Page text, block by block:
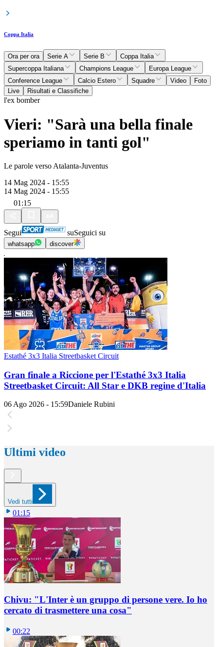
Coppa Italia
Ora per ora Serie A Serie B
Coppa Italia
Supercoppa Italiana
Champions League
Europa League
Conference League
Calcio Estero Squadre Video
Foto
Live
Risultati e Classifiche
l'ex bomber
Vieri: "Sarà una bella finale
speriamo in tanti gol"
Le parole verso Atalanta-Juventus
14 Mag 2024 - 15:55
14 Mag 2024 - 15:55
01:15
Segui suSeguici su
whatsapp discover
Estathé 3x3 Italia Streetbasket Circuit
Gran finale a Riccione per l'Estathé 3x3 Italia
Streetbasket Circuit: All Star e DKB regine d'Italia
06 Ago 2026 - 15:59Daniele Rubini
Ultimi video
Vedi tutti
01:15
Chivu: "L'Inter è un gruppo di persone vere. Io ho
cercato di trasmettere una cosa"
00:22